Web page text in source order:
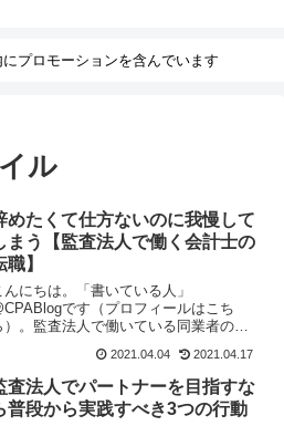
プロモーションを含んでいます
ル
めたくて仕方ないのに我慢して
まう【監査法人で働く会計士の
職】
んにちは。「書いている人」
です（プロフィールはこち
）。監査法人で働いている同業者の皆
ているにもかかわらず、我慢して働い
いる人も多いのではないでしょうか。
と一緒に働いている同僚の中...
2021.04.04 2021.04.17
査法人でパートナーを目指すな
普段から実践すべき3つの行動